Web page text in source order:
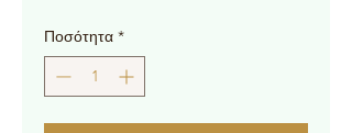
Ποσότητα *